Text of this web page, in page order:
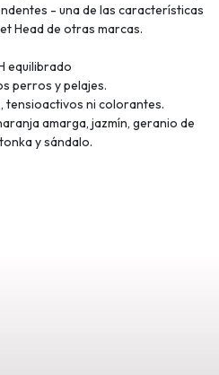
- una de las características
Head de otras marcas.
equilibrado
perros y pelajes.
tensioactivos ni colorantes.
amarga, jazmín, geranio de
y sándalo.